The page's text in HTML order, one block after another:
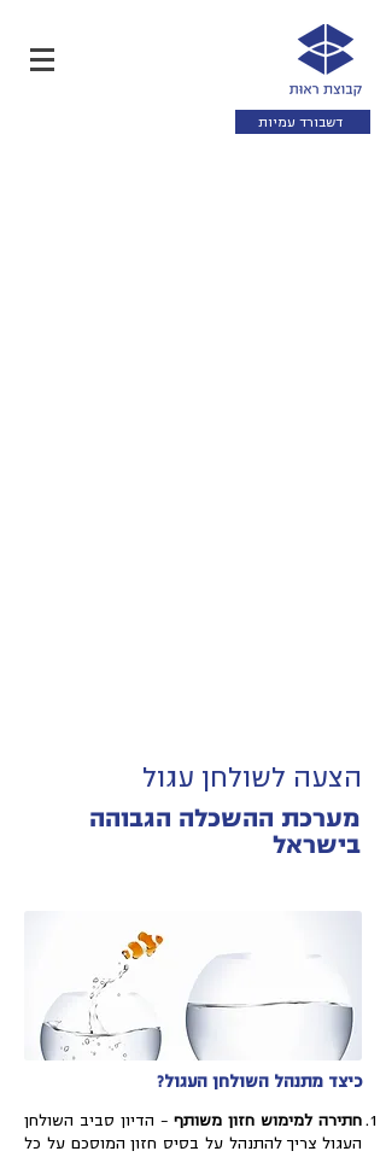
דשבורד עמיות
הצעה לשולחן עגול
מערכת ההשכלה הגבוהה
בישראל
כיצד מתנהל השולחן העגול?
חתירה למימוש חזון משותף– הדיון סביב השולחן
העגול צריך להתנהל על בסיס חזון המוסכם על כל